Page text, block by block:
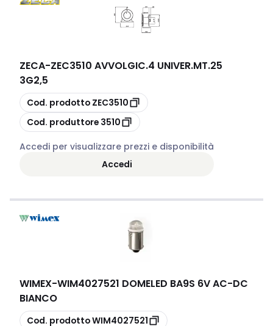
ZECA-ZEC3510 AVVOLGIC.4 UNIVER.MT.25
3G2,5
copia
Cod. prodotto ZEC3510
copia
Cod. produttore 3510
Accedi per visualizzare prezzi e disponibilità
Accedi
WIMEX-WIM4027521 DOMELED BA9S 6V AC-DC
BIANCO
copia
Cod. prodottoWIM4027521